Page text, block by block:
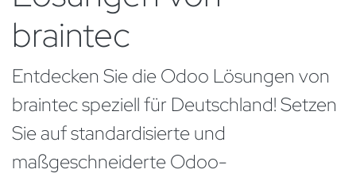
braintec
Entdecken Sie die Odoo Lösungen von
braintec speziell für Deutschland! Setzen
Sie auf standardisierte und
maßgeschneiderte Odoo-